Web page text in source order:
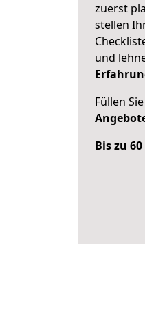
zuerst
stellen
und
Füllen
Bis zu